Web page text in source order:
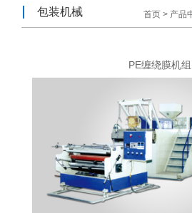
首页 > 产品
包装机械
PE缠绕膜机组